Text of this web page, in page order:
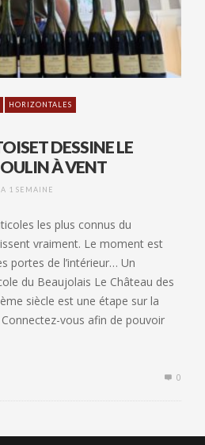
HORIZONTALES
DESSINE LE
À VENT
1 SEMAINE
les plus connus du
vraiment. Le moment est
portes de l’intérieur… Un
du Beaujolais Le Château des
siècle est une étape sur la
vous afin de pouvoir
0